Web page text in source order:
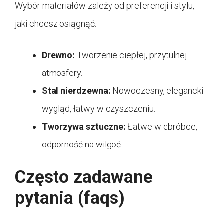
Wybór materiałów zależy od preferencji i stylu,
jaki chcesz osiągnąć:
Drewno: Tworzenie ciepłej, przytulnej
atmosfery.
Stal nierdzewna: Nowoczesny, elegancki
wygląd, łatwy w czyszczeniu.
Tworzywa sztuczne: Łatwe w obróbce,
odporność na wilgoć.
Często zadawane
pytania (faqs)